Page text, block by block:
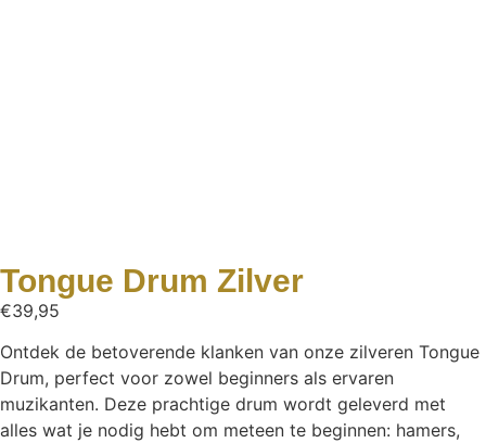
Tongue Drum Zilver
€39,95
Ontdek de betoverende klanken van onze zilveren Tongue
Drum, perfect voor zowel beginners als ervaren
muzikanten. Deze prachtige drum wordt geleverd met
alles wat je nodig hebt om meteen te beginnen: hamers,